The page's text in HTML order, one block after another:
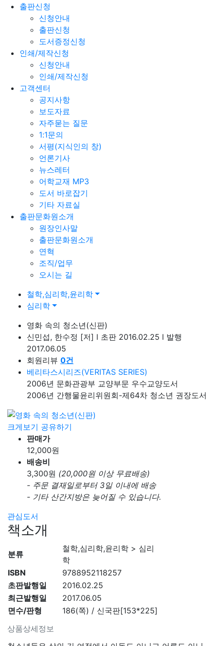
출판신청
신청안내
출판신청
도서증정신청
인쇄/제작신청
신청안내
인쇄/제작신청
고객센터
공지사항
보도자료
자주묻는 질문
1:1문의
서평(지식인의 창)
언론기사
뉴스레터
어학교재 MP3
도서 바로잡기
기타 자료실
출판문화원소개
원장인사말
출판문화원소개
연혁
조직/업무
오시는 길
철학,심리학,윤리학
심리학
영화 속의 청소년(신판)
신민섭, 한수정 [저] l 초판 2016.02.25 l 발행
2017.06.05
회원리뷰 0건
베리타스시리즈(VERITAS SERIES)
2006년 문화관광부 교양부문 우수교양도서
2006년 간행물윤리위원회-제64차 청소년 권장도서
크게보기 공유하기
판매가
12,000원
배송비
3,300원 (20,000원 이상 무료배송)
- 주문 결재일로부터 3일 이내에 배송
- 기타 산간지방은 늦어질 수 있습니다.
관심도서
책소개
상품상세정보
분류
철학,심리학,윤리학 > 심리
학
ISBN
9788952118257
초판발행일
2016.02.25
최근발행일
2017.06.05
면수/판형
186(쪽) / 신국판[153*225]